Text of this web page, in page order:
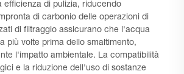
efficienza di pulizia, riducendo
di carbonio delle operazioni di
di filtraggio assicurano che l'acqua
più volte prima dello smaltimento,
l'impatto ambientale. La compatibilità
e la riduzione dell'uso di sostanze